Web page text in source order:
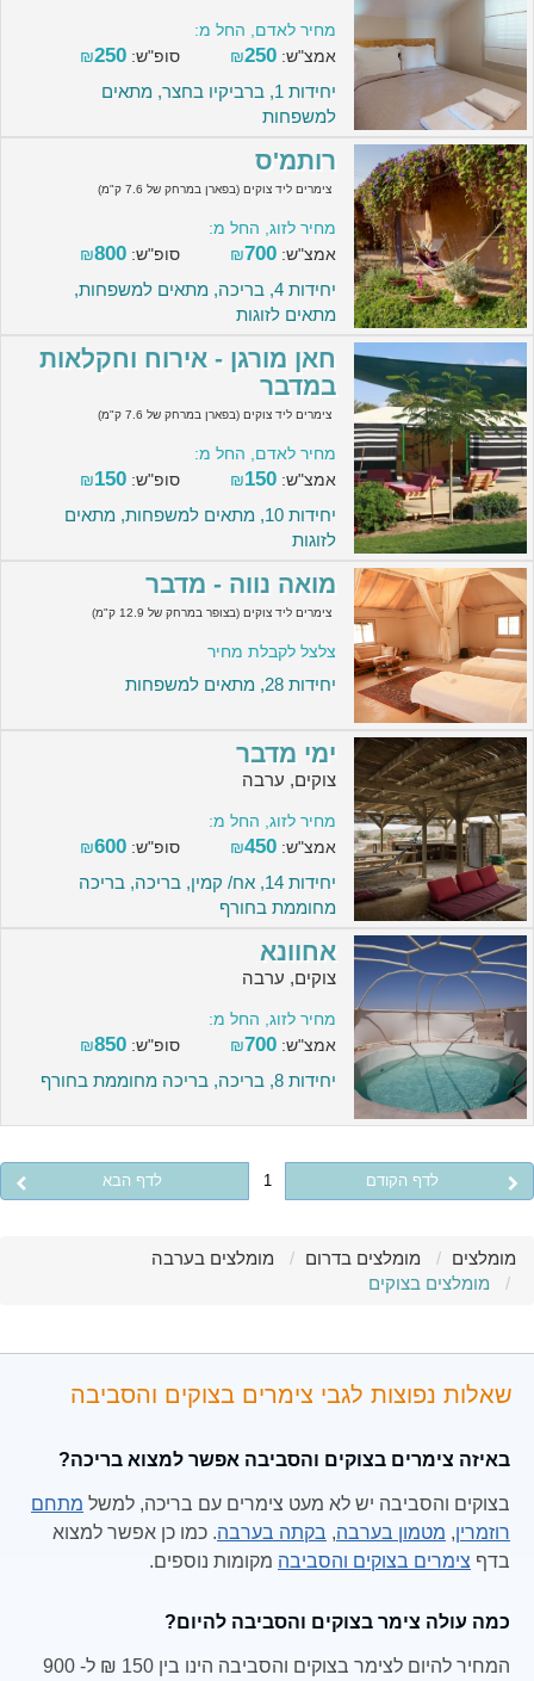
מחיר לאדם, החל מ:
אמצ"ש:
₪250 סופ"ש: ₪250
יחידות 1, ברביקיו בחצר, מתאים
למשפחות
רותמ'ס
צימרים ליד צוקים (בפארן במרחק של 7.6 ק"מ)
מחיר לזוג, החל מ:
אמצ"ש:
₪700 סופ"ש: ₪800
יחידות 4, בריכה, מתאים למשפחות,
מתאים לזוגות
חאן מורגן - אירוח וחקלאות
במדבר
צימרים ליד צוקים (בפארן במרחק של 7.6 ק"מ)
מחיר לאדם, החל מ:
אמצ"ש:
₪150 סופ"ש: ₪150
יחידות 10, מתאים למשפחות, מתאים
לזוגות
מואה נווה - מדבר
צימרים ליד צוקים (בצופר במרחק של 12.9 ק"מ)
צלצל לקבלת מחיר
יחידות 28, מתאים למשפחות
ימי מדבר
צוקים, ערבה
מחיר לזוג, החל מ:
אמצ"ש:
₪450 סופ"ש: ₪600
יחידות 14, אח/ קמין, בריכה, בריכה
מחוממת בחורף
אחוונא
צוקים, ערבה
מחיר לזוג, החל מ:
אמצ"ש:
₪700 סופ"ש: ₪850
יחידות 8, בריכה, בריכה מחוממת בחורף
לדף הקודם 1 לדף הבא
מומלצים מומלצים בדרום
מומלצים בערבה
מומלצים בצוקים
שאלות נפוצות לגבי צימרים בצוקים והסביבה
באיזה צימרים בצוקים והסביבה אפשר למצוא בריכה?
בצוקים והסביבה יש לא מעט צימרים עם בריכה, למשל מתחם
רוזמרין, מטמון בערבה, בקתה בערבה. כמו כן אפשר למצוא
בדף צימרים בצוקים והסביבה מקומות נוספים.
כמה עולה צימר בצוקים והסביבה להיום?
המחיר להיום לצימר בצוקים והסביבה הינו בין 150 ₪ ל- 900